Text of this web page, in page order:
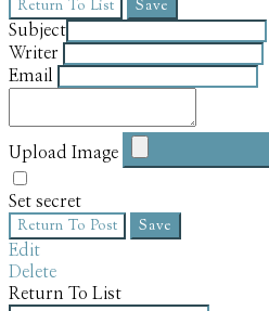
Return To List Save
Subject
Writer
Email
Upload Image
Set secret
Return To Post Save
Edit
Delete
Return To List